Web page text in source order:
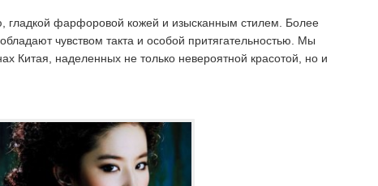
гладкой фарфоровой кожей и изысканным стилем. Более
чувством такта и особой притягательностью. Мы
Китая, наделенных не только невероятной красотой, но и